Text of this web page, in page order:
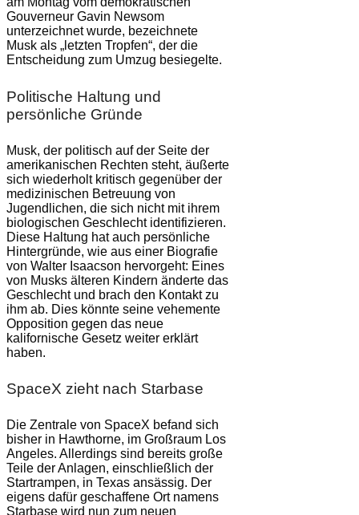
Gouverneur Gavin Newsom
unterzeichnet wurde, bezeichnete
Musk als „letzten Tropfen“, der die
Entscheidung zum Umzug besiegelte.
Politische Haltung und
persönliche Gründe
Musk, der politisch auf der Seite der
amerikanischen Rechten steht, äußerte
sich wiederholt kritisch gegenüber der
medizinischen Betreuung von
Jugendlichen, die sich nicht mit ihrem
biologischen Geschlecht identifizieren.
Diese Haltung hat auch persönliche
Hintergründe, wie aus einer Biografie
von Walter Isaacson hervorgeht: Eines
von Musks älteren Kindern änderte das
Geschlecht und brach den Kontakt zu
ihm ab. Dies könnte seine vehemente
Opposition gegen das neue
kalifornische Gesetz weiter erklärt
haben.
SpaceX zieht nach Starbase
Die Zentrale von SpaceX befand sich
bisher in Hawthorne, im Großraum Los
Angeles. Allerdings sind bereits große
Teile der Anlagen, einschließlich der
Startrampen, in Texas ansässig. Der
eigens dafür geschaffene Ort namens
Starbase wird nun zum neuen